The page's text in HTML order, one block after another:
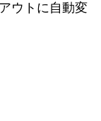
ウトに自動変